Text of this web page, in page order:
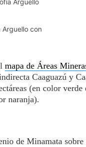
Arguello con
mapa de Áreas
Caaguazú y
(en color
naranja).
de Minamata